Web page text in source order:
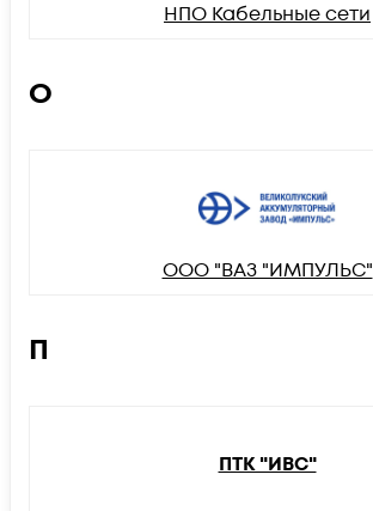
НПО Кабельные сети
О
ООО "ВАЗ "ИМПУЛЬС"
П
ПТК "ИВС"